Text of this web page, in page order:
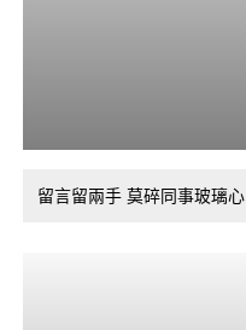
留言留兩手 莫碎同事玻璃心